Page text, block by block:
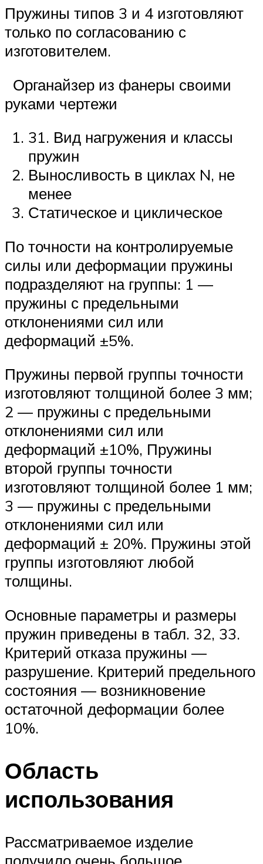
Пружины типов 3 и 4 изготовляют
только по согласованию с
изготовителем.
Органайзер из фанеры своими
руками чертежи
31. Вид нагружения и классы
пружин
Выносливость в циклах N, не
менее
Статическое и циклическое
По точности на контролируемые
силы или деформации пружины
подразделяют на группы: 1 —
пружины с предельными
отклонениями сил или
деформаций ±5%.
Пружины первой группы точности
изготовляют толщиной более 3 мм;
2 — пружины с предельными
отклонениями сил или
деформаций ±10%, Пружины
второй группы точности
изготовляют толщиной более 1 мм;
3 — пружины с предельными
отклонениями сил или
деформаций ± 20%. Пружины этой
группы изготовляют любой
толщины.
Основные параметры и размеры
пружин приведены в табл. 32, 33.
Критерий отказа пружины —
разрушение. Критерий предельного
состояния — возникновение
остаточной деформации более
10%.
Область
использования
Рассматриваемое изделие